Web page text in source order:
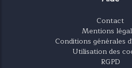
Contact
Mentions
Conditions générales
Utilisation des
RGPD